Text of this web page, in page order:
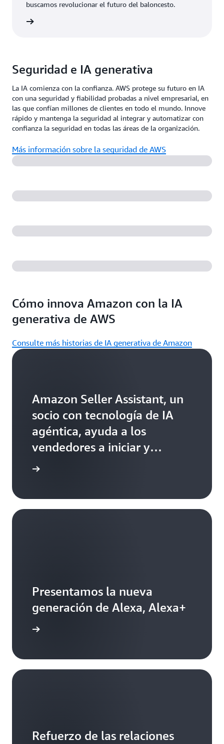
buscamos revolucionar el futuro del baloncesto.
Seguridad e IA generativa
La IA comienza con la confianza. AWS protege su futuro en IA
con una seguridad y fiabilidad probadas a nivel empresarial, en
las que confían millones de clientes en todo el mundo. Innove
rápido y mantenga la seguridad al integrar y automatizar con
confianza la seguridad en todas las áreas de la organización.
Más información sobre la seguridad de AWS
Cómo innova Amazon con la IA
generativa de AWS
Consulte más historias de IA generativa de Amazon
Amazon Seller Assistant, un
socio con tecnología de IA
agéntica, ayuda a los
vendedores a iniciar y
administrar sus negocios
Presentamos la nueva
generación de Alexa, Alexa+
Refuerzo de las relaciones